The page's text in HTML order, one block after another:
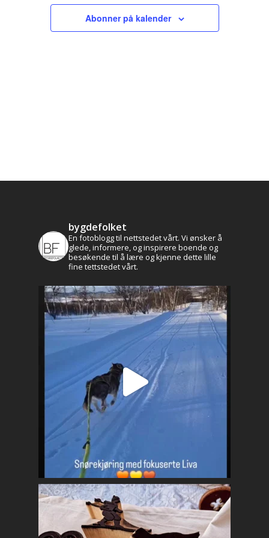
Views
Abonner på kalender
bygdefolket
En fotoblogg til nettstedet vårt. Vi ønsker å
glede, informere, og inspirere boende og
besøkende til å lære og kjenne dette lille
fine tettstedet vårt.